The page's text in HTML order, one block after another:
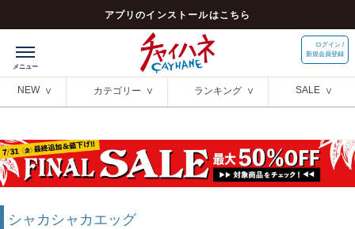
アプリのインストールはこちら
ログイン /
新規会員登録
NEW カテゴリー ランキング SALE
シャカシャカエッグ